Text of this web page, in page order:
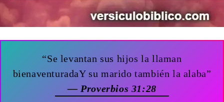
“Se levantan sus hijos la llaman
bienaventuradaY su marido también la alaba”
— Proverbios 31:28